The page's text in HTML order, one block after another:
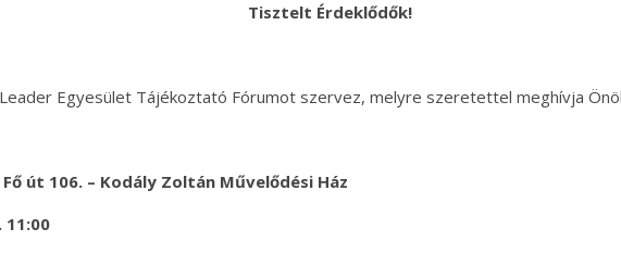
Tisztelt Érdeklődők!
Egyesület Tájékoztató Fórumot szervez, melyre szeretettel meghívja
út 106. – Kodály Zoltán Művelődési Ház
11:00